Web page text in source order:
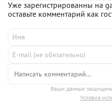
готовое лечо ‒ домашнее или
приправы, но и добавить
знаете ли вы, что лечо ‒ один
для кожи, уберегающий от ее
Всего 100 г лечо в день и
зноя. Вот почему шакшуку с
готовить летом!
Уже зарегистрированны на
оставьте комментарий как
Ваши данные
Условия